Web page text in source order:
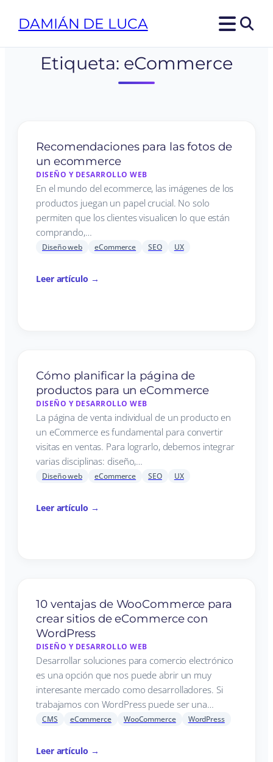
DAMIÁN DE LUCA
Etiqueta: eCommerce
Recomendaciones para las fotos de
un ecommerce
DISEÑO Y DESARROLLO WEB
En el mundo del ecommerce, las imágenes de los
productos juegan un papel crucial. No solo
permiten que los clientes visualicen lo que están
comprando,…
Diseño web eCommerce SEO UX
Leer artículo →
Cómo planificar la página de
productos para un eCommerce
DISEÑO Y DESARROLLO WEB
La página de venta individual de un producto en
un eCommerce es fundamental para convertir
visitas en ventas. Para lograrlo, debemos integrar
varias disciplinas: diseño,…
Diseño web eCommerce SEO UX
Leer artículo →
10 ventajas de WooCommerce para
crear sitios de eCommerce con
WordPress
DISEÑO Y DESARROLLO WEB
Desarrollar soluciones para comercio electrónico
es una opción que nos puede abrir un muy
interesante mercado como desarrolladores. Si
trabajamos con WordPress puede ser una…
CMS eCommerce WooCommerce WordPress
Leer artículo →